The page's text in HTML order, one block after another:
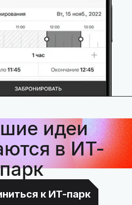
идеи
в ИТ-
к ИТ-парк